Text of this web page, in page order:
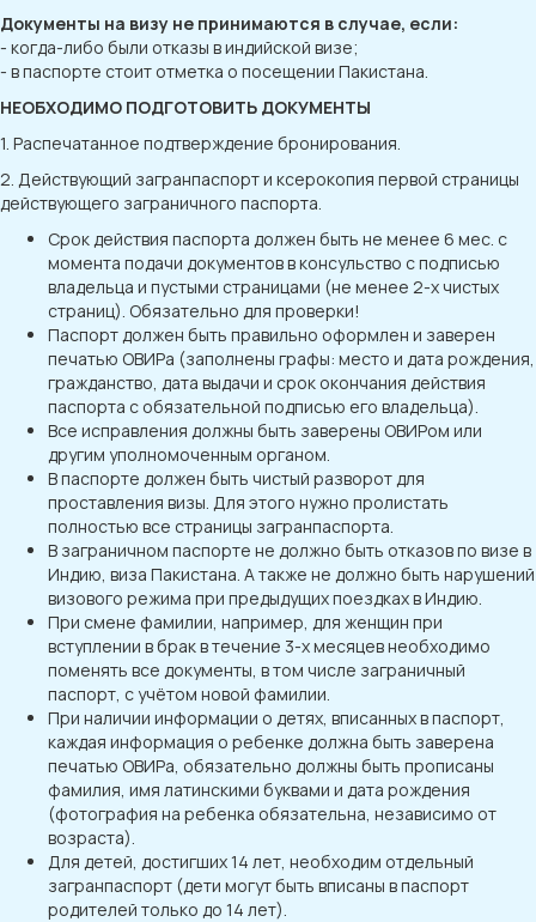
Документы на визу не принимаются в случае, если:
- когда-либо были отказы в индийской визе;
- в паспорте стоит отметка о посещении Пакистана.
НЕОБХОДИМО ПОДГОТОВИТЬ ДОКУМЕНТЫ
1. Распечатанное подтверждение бронирования.
2. Действующий загранпаспорт и ксерокопия первой страницы
действующего заграничного паспорта.
Срок действия паспорта должен быть не менее 6 мес. с
момента подачи документов в консульство с подписью
владельца и пустыми страницами (не менее 2-х чистых
страниц). Обязательно для проверки!
Паспорт должен быть правильно оформлен и заверен
печатью ОВИРа (заполнены графы: место и дата рождения,
гражданство, дата выдачи и срок окончания действия
паспорта c обязательной подписью его владельца).
Все исправления должны быть заверены ОВИРом или
другим уполномоченным органом.
В паспорте должен быть чистый разворот для
проставления визы. Для этого нужно пролистать
полностью все страницы загранпаспорта.
В заграничном паспорте не должно быть отказов по визе в
Индию, виза Пакистана. А также не должно быть нарушений
визового режима при предыдущих поездках в Индию.
При смене фамилии, например, для женщин при
вступлении в брак в течение 3-х месяцев необходимо
поменять все документы, в том числе заграничный
паспорт, с учётом новой фамилии.
При наличии информации о детях, вписанных в паспорт,
каждая информация о ребенке должна быть заверена
печатью ОВИРа, обязательно должны быть прописаны
фамилия, имя латинскими буквами и дата рождения
(фотография на ребенка обязательна, независимо от
возраста).
Для детей, достигших 14 лет, необходим отдельный
загранпаспорт (дети могут быть вписаны в паспорт
родителей только до 14 лет).